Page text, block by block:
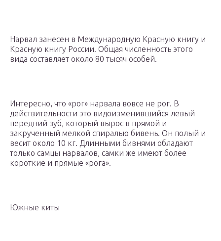
Нарвал занесен в Международную Красную книгу и
Красную книгу России. Общая численность этого
вида составляет около 80 тысяч особей.
Интересно, что «рог» нарвала вовсе не рог. В
действительности это видоизменившийся левый
передний зуб, который вырос в прямой и
закрученный мелкой спиралью бивень. Он полый и
весит около 10 кг. Длинными бивнями обладают
только самцы нарвалов, самки же имеют более
короткие и прямые «рога».
Южные киты